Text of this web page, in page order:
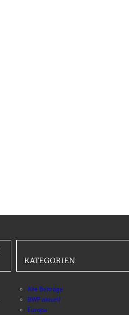
KATEGORIEN
Alle Beiträge
BWP aktuell
Europa